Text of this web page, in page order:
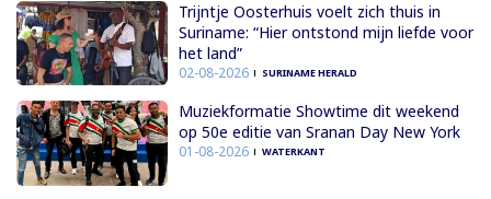
Trijntje Oosterhuis voelt zich thuis in
Suriname: “Hier ontstond mijn liefde voor
het land”
02-08-2026 SURINAME HERALD
Muziekformatie Showtime dit weekend
op 50e editie van Sranan Day New York
01-08-2026 WATERKANT